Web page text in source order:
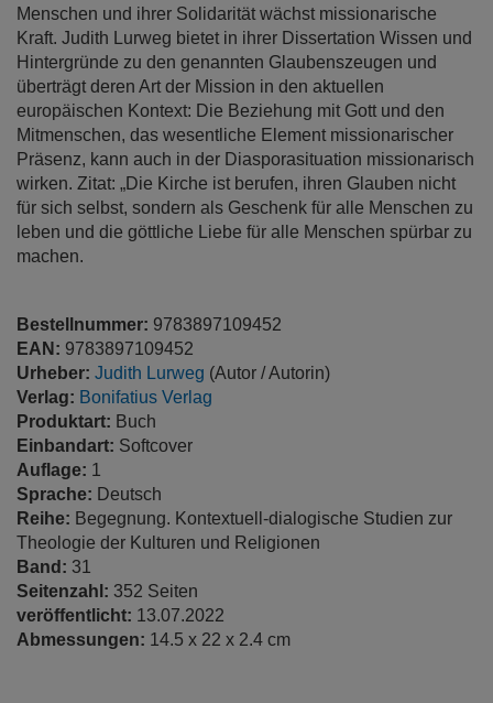
Menschen und ihrer Solidarität wächst missionarische
Kraft. Judith Lurweg bietet in ihrer Dissertation Wissen und
Hintergründe zu den genannten Glaubenszeugen und
überträgt deren Art der Mission in den aktuellen
europäischen Kontext: Die Beziehung mit Gott und den
Mitmenschen, das wesentliche Element missionarischer
Präsenz, kann auch in der Diasporasituation missionarisch
wirken. Zitat: „Die Kirche ist berufen, ihren Glauben nicht
für sich selbst, sondern als Geschenk für alle Menschen zu
leben und die göttliche Liebe für alle Menschen spürbar zu
machen.
Bestellnummer: 9783897109452
EAN: 9783897109452
Urheber: Judith Lurweg (Autor / Autorin)
Verlag: Bonifatius Verlag
Produktart: Buch
Einbandart: Softcover
Auflage: 1
Sprache: Deutsch
Reihe: Begegnung. Kontextuell-dialogische Studien zur
Theologie der Kulturen und Religionen
Band: 31
Seitenzahl: 352 Seiten
veröffentlicht: 13.07.2022
Abmessungen: 14.5 x 22 x 2.4 cm